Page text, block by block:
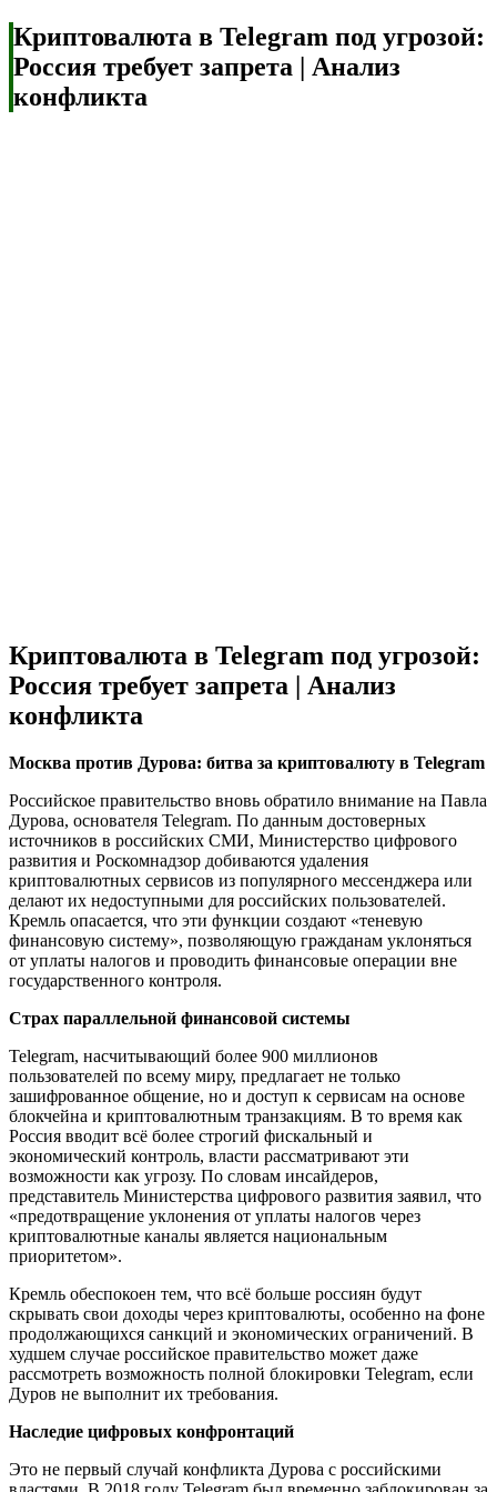
Криптовалюта в Telegram под угрозой:
Россия требует запрета | Анализ
конфликта
Криптовалюта в Telegram под угрозой:
Россия требует запрета | Анализ
конфликта
Москва против Дурова: битва за криптовалюту в Telegram
Российское правительство вновь обратило внимание на Павла
Дурова, основателя Telegram. По данным достоверных
источников в российских СМИ, Министерство цифрового
развития и Роскомнадзор добиваются удаления
криптовалютных сервисов из популярного мессенджера или
делают их недоступными для российских пользователей.
Кремль опасается, что эти функции создают «теневую
финансовую систему», позволяющую гражданам уклоняться
от уплаты налогов и проводить финансовые операции вне
государственного контроля.
Страх параллельной финансовой системы
Telegram, насчитывающий более 900 миллионов
пользователей по всему миру, предлагает не только
зашифрованное общение, но и доступ к сервисам на основе
блокчейна и криптовалютным транзакциям. В то время как
Россия вводит всё более строгий фискальный и
экономический контроль, власти рассматривают эти
возможности как угрозу. По словам инсайдеров,
представитель Министерства цифрового развития заявил, что
«предотвращение уклонения от уплаты налогов через
криптовалютные каналы является национальным
приоритетом».
Кремль обеспокоен тем, что всё больше россиян будут
скрывать свои доходы через криптовалюты, особенно на фоне
продолжающихся санкций и экономических ограничений. В
худшем случае российское правительство может даже
рассмотреть возможность полной блокировки Telegram, если
Дуров не выполнит их требования.
Наследие цифровых конфронтаций
Это не первый случай конфликта Дурова с российскими